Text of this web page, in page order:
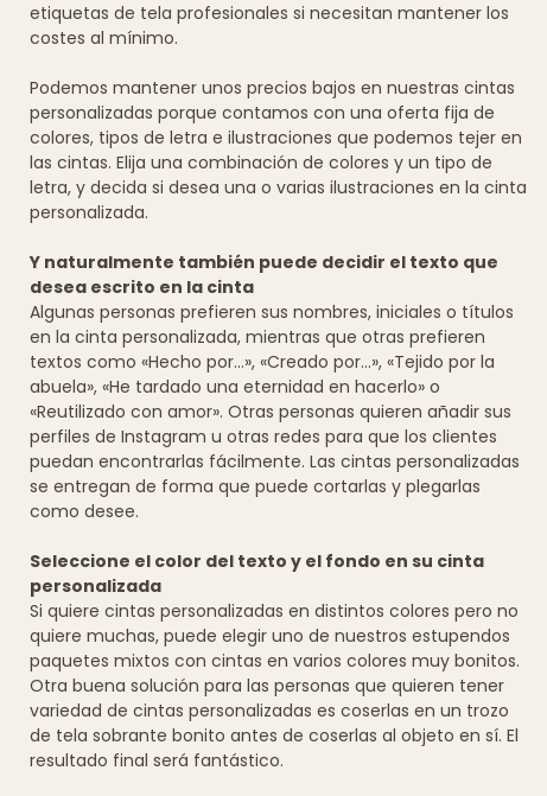
etiquetas de tela profesionales si necesitan mantener los
costes al mínimo.
Podemos mantener unos precios bajos en nuestras cintas
personalizadas porque contamos con una oferta fija de
colores, tipos de letra e ilustraciones que podemos tejer en
las cintas. Elija una combinación de colores y un tipo de
letra, y decida si desea una o varias ilustraciones en la cinta
personalizada.
Y naturalmente también puede decidir el texto que
desea escrito en la cinta
Algunas personas prefieren sus nombres, iniciales o títulos
en la cinta personalizada, mientras que otras prefieren
textos como «Hecho por...», «Creado por...», «Tejido por la
abuela», «He tardado una eternidad en hacerlo» o
«Reutilizado con amor». Otras personas quieren añadir sus
perfiles de Instagram u otras redes para que los clientes
puedan encontrarlas fácilmente. Las cintas personalizadas
se entregan de forma que puede cortarlas y plegarlas
como desee.
Seleccione el color del texto y el fondo en su cinta
personalizada
Si quiere cintas personalizadas en distintos colores pero no
quiere muchas, puede elegir uno de nuestros estupendos
paquetes mixtos con cintas en varios colores muy bonitos.
Otra buena solución para las personas que quieren tener
variedad de cintas personalizadas es coserlas en un trozo
de tela sobrante bonito antes de coserlas al objeto en sí. El
resultado final será fantástico.